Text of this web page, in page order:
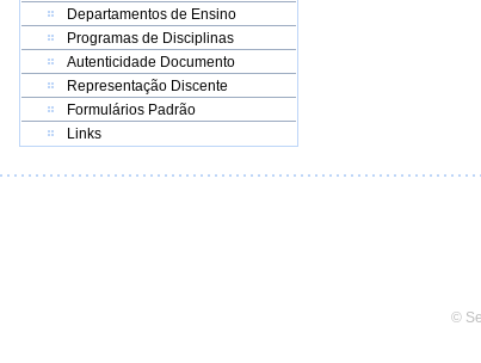
Departamentos de Ensino
Programas de Disciplinas
Autenticidade Documento
Representação Discente
Formulários Padrão
Links
©